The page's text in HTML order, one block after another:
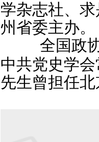
学杂志社、
州省委主办。
全国政
中共党史学
先生曾担任